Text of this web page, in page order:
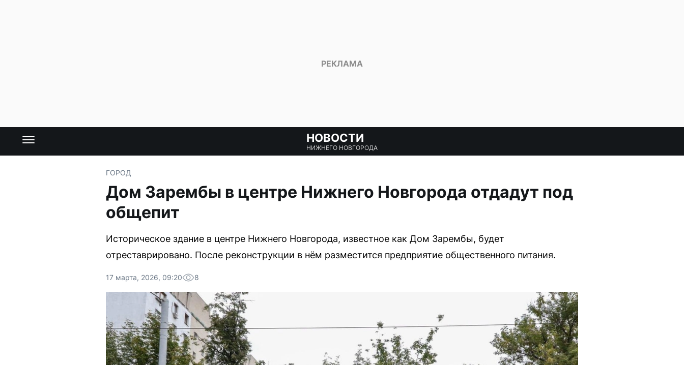
НОВОСТИ
НИЖНЕГО НОВГОРОДА
ГОРОД
Дом Зарембы в центре Нижнего Новгорода отдадут под
общепит
Историческое здание в центре Нижнего Новгорода, известное как Дом Зарембы, будет
отреставрировано. После реконструкции в нём разместится предприятие общественного питания.
17 марта, 2026, 09:20 8